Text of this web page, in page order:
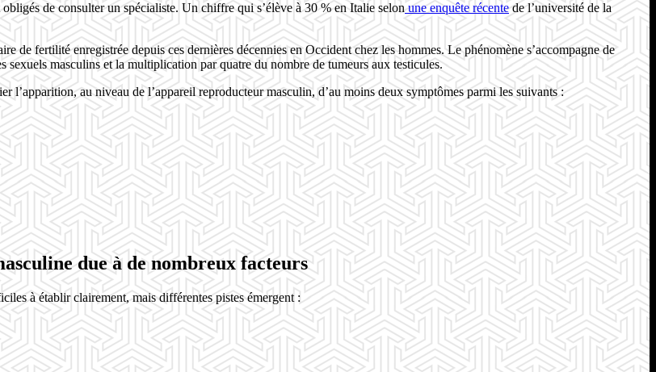
de consulter un spécialiste. Un chiffre qui s’élève à 30 % en Italie selonune enquête récentede l’université de la
de fertilité enregistrée depuis ces dernières décennies en Occident chez les hommes. Le phénomène s’accompagne de
sexuels masculins et la multiplication par quatre du nombre de tumeurs aux testicules.
l’apparition, au niveau de l’appareil reproducteur masculin, d’au moins deux symptômes parmi les suivants :
due à de nombreux facteurs
à établir clairement, mais différentes pistes émergent :